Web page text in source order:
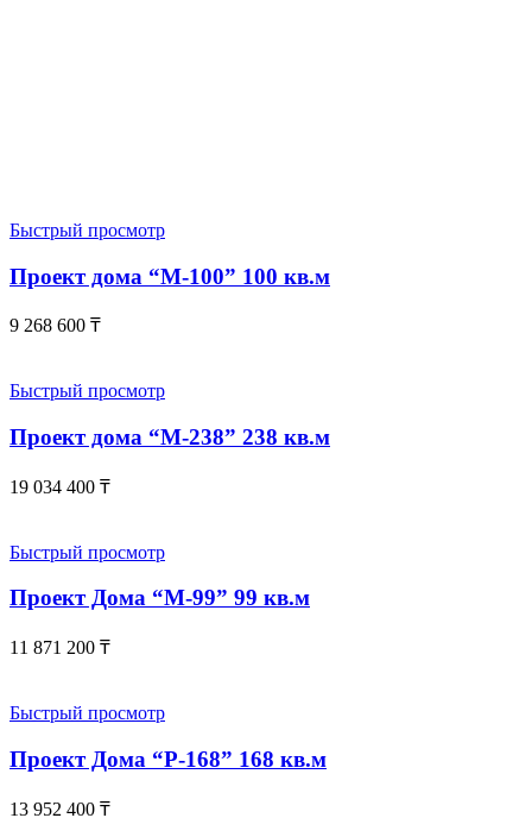
Быстрый просмотр
Проект дома “М-100” 100 кв.м
9 268 600 ₸
Быстрый просмотр
Проект дома “М-238” 238 кв.м
19 034 400 ₸
Быстрый просмотр
Проект Дома “М-99” 99 кв.м
11 871 200 ₸
Быстрый просмотр
Проект Дома “Р-168” 168 кв.м
13 952 400 ₸